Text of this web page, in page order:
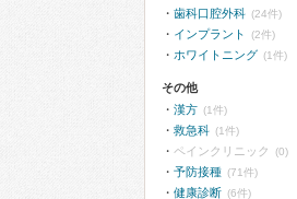
歯科口腔外科 (24件)
インプラント (2件)
ホワイトニング (1件)
その他
漢方 (1件)
救急科 (1件)
ペインクリニック (0)
予防接種 (71件)
健康診断 (6件)